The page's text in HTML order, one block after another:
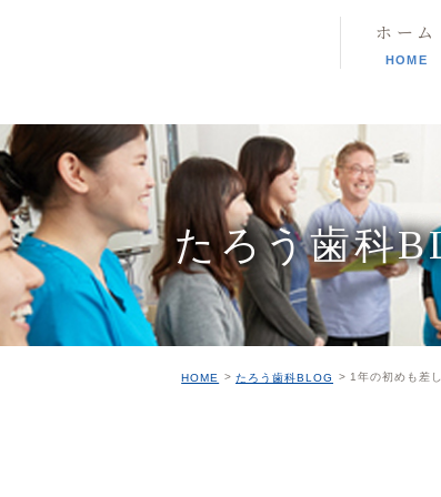
ホーム
HOME
たろう歯科
HOME たろう歯科BLOG 1年の初めも差